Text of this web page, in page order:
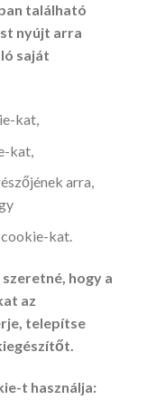
található
nyújt arra
saját
kat,
kat,
arra,
kat.
hogy a
az
telepítse
t használja: